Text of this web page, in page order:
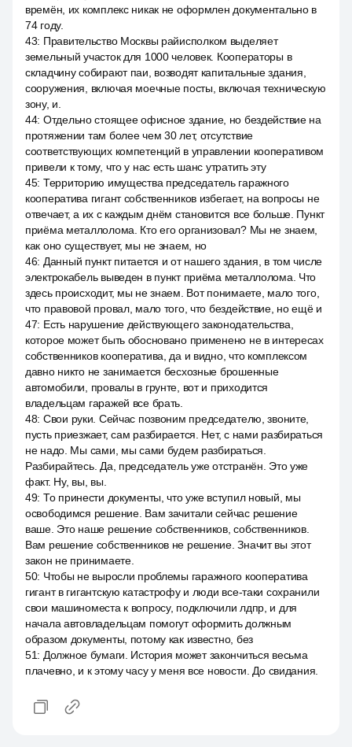
времён, их комплекс никак не оформлен документально в
74 году.
43: Правительство Москвы райисполком выделяет
земельный участок для 1000 человек. Кооператоры в
складчину собирают паи, возводят капитальные здания,
сооружения, включая моечные посты, включая техническую
зону, и.
44: Отдельно стоящее офисное здание, но бездействие на
протяжении там более чем 30 лет, отсутствие
соответствующих компетенций в управлении кооперативом
привели к тому, что у нас есть шанс утратить эту
45: Территорию имущества председатель гаражного
кооператива гигант собственников избегает, на вопросы не
отвечает, а их с каждым днём становится все больше. Пункт
приёма металлолома. Кто его организовал? Мы не знаем,
как оно существует, мы не знаем, но
46: Данный пункт питается и от нашего здания, в том числе
электрокабель выведен в пункт приёма металлолома. Что
здесь происходит, мы не знаем. Вот понимаете, мало того,
что правовой провал, мало того, что бездействие, но ещё и
47: Есть нарушение действующего законодательства,
которое может быть обосновано применено не в интересах
собственников кооператива, да и видно, что комплексом
давно никто не занимается бесхозные брошенные
автомобили, провалы в грунте, вот и приходится
владельцам гаражей все брать.
48: Свои руки. Сейчас позвоним председателю, звоните,
пусть приезжает, сам разбирается. Нет, с нами разбираться
не надо. Мы сами, мы сами будем разбираться.
Разбирайтесь. Да, председатель уже отстранён. Это уже
факт. Ну, вы, вы.
49: То принести документы, что уже вступил новый, мы
освободимся решение. Вам зачитали сейчас решение
ваше. Это наше решение собственников, собственников.
Вам решение собственников не решение. Значит вы этот
закон не принимаете.
50: Чтобы не выросли проблемы гаражного кооператива
гигант в гигантскую катастрофу и люди все-таки сохранили
свои машиноместа к вопросу, подключили лдпр, и для
начала автовладельцам помогут оформить должным
образом документы, потому как известно, без
51: Должное бумаги. История может закончиться весьма
плачевно, и к этому часу у меня все новости. До свидания.